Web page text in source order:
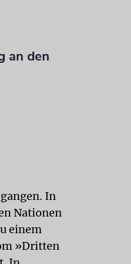
an den
In
Nationen
einem
»Dritten